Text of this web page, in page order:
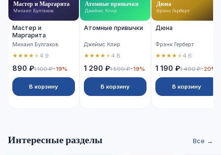
Мастер и Маргарита
Михаил Булгаков
Мастер и
Маргарита
Михаил Булгаков
★★★★★4.9
890 ₽1 100 ₽-19%
В корзину
Атомные привычки
Джеймс Клир
Атомные привычки
Джеймс Клир
★★★★★4.8
1 290 ₽1 590 ₽-19%
В корзину
Дюна
Фрэнк Герберт
Дюна
Фрэнк Герберт
★★★★★4.6
1 190 ₽1 490 ₽-20%
В корзину
Интересные разделы Все →